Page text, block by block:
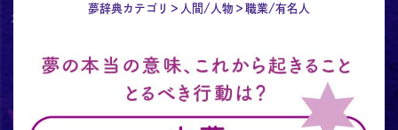
夢辞典カテゴリ 人間/人物 職業/有名人